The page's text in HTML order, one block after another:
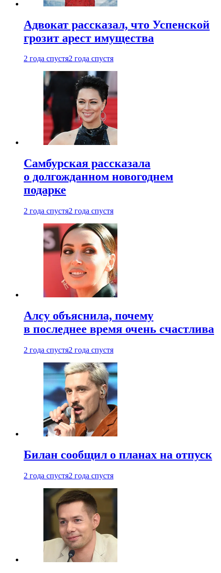
Адвокат рассказал, что Успенской
грозит арест имущества
2 года спустя2 года спустя
Самбурская рассказала
о долгожданном новогоднем
подарке
2 года спустя2 года спустя
Алсу объяснила, почему
в последнее время очень счастлива
2 года спустя2 года спустя
Билан сообщил о планах на отпуск
2 года спустя2 года спустя